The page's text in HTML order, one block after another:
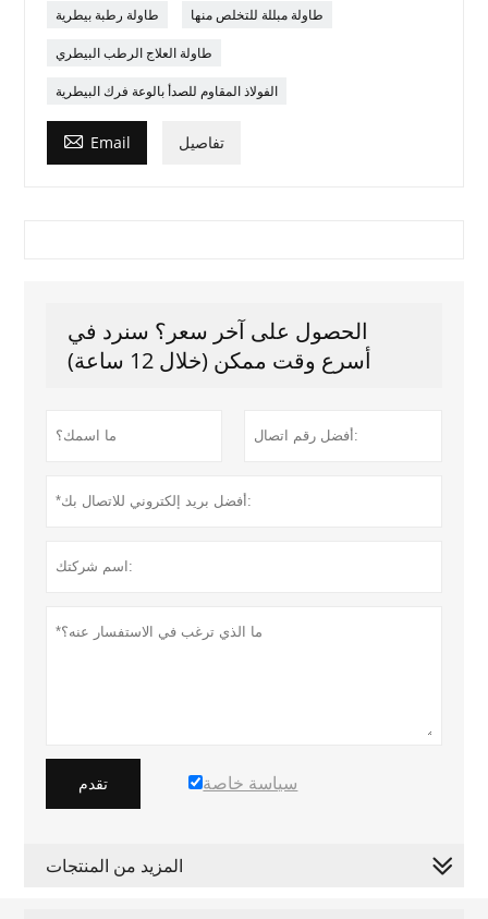
طاولة رطبة بيطرية طاولة مبللة للتخلص منها
طاولة العلاج الرطب البيطري
الفولاذ المقاوم للصدأ بالوعة فرك البيطرية
 Email تفاصيل
الحصول على آخر سعر؟ سنرد في
أسرع وقت ممكن (خلال 12 ساعة)
تقدم سياسة خاصة
المزيد من المنتجات